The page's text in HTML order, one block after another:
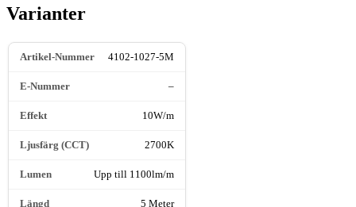
Varianter
4102-1027-5M
–
10W/m
2700K
Upp till 1100lm/m
5 Meter